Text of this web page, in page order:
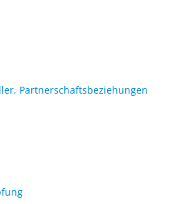
Partnerschaftsbeziehungen